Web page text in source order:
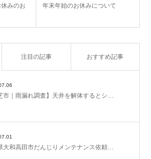
みのお
年末年始のお休みについて
注目の記事 おすすめ記事
市｜雨漏れ調査】天井を解体するとシ…
大和高田市だんじりメンテナンス依頼…